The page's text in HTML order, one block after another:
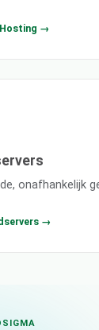
Hosting →
onafhankelijk
→